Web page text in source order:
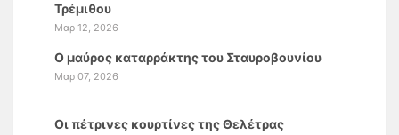
Τρέμιθου
Μαρ 12, 2026
Ο μαύρος καταρράκτης του Σταυροβουνίου
Μαρ 07, 2026
Οι πέτρινες κουρτίνες της Θελέτρας